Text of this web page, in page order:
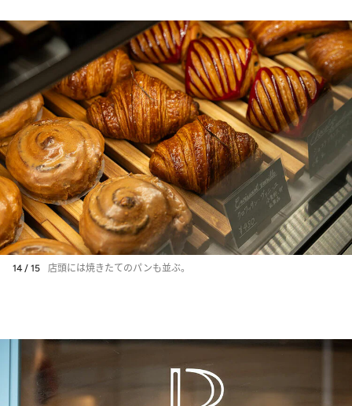
14 / 15 店頭には焼きたてのパンも並ぶ。